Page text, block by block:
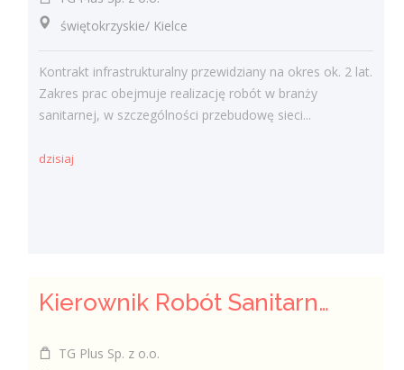
świętokrzyskie/ Kielce
Kontrakt infrastrukturalny przewidziany na okres ok. 2 lat.
Zakres prac obejmuje realizację robót w branży
sanitarnej, w szczególności przebudowę sieci...
dzisiaj
Kierownik Robót Sanitarnych
TG Plus Sp. z o.o.